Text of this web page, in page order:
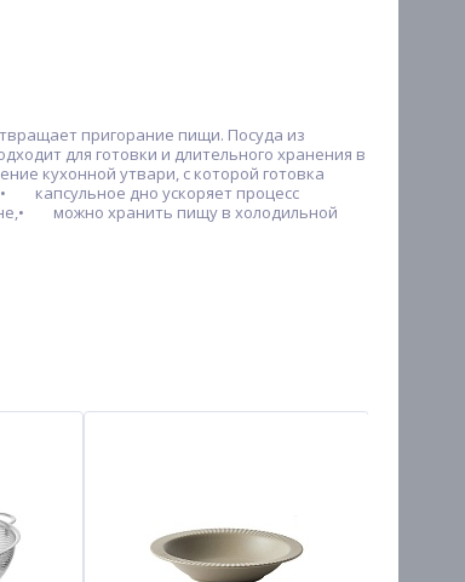
пригорание пищи. Посуда из
для готовки и длительного хранения в
кухонной утвари, с которой готовка
капсульное дно ускоряет процесс
можно хранить пищу в холодильной